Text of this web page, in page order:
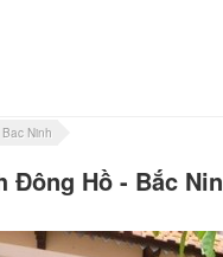
Ninh
Đông Hồ - Bắc